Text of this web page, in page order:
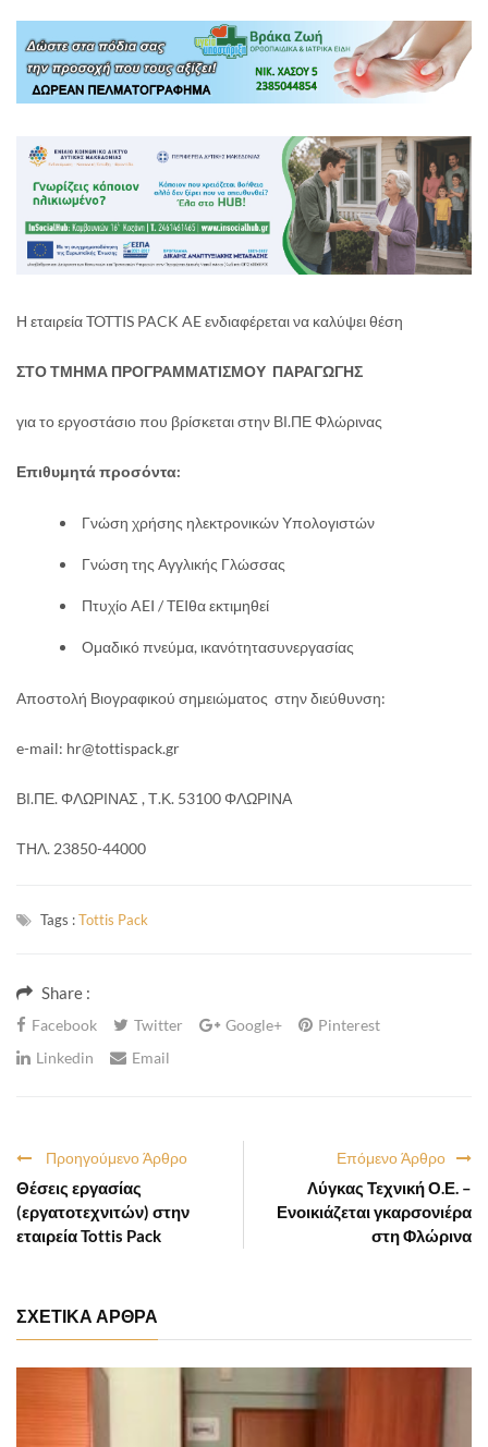
Η εταιρεία TOTTIS PACK AE ενδιαφέρεται να καλύψει θέση
ΣΤΟ ΤΜΗΜΑ ΠΡΟΓΡΑΜΜΑΤΙΣΜΟΥ ΠΑΡΑΓΩΓΗΣ
για το εργοστάσιο που βρίσκεται στην ΒΙ.ΠΕ Φλώρινας
Επιθυμητά προσόντα:
Γνώση χρήσης ηλεκτρονικών Υπολογιστών
Γνώση της Αγγλικής Γλώσσας
Πτυχίο AEI / TEIθα εκτιμηθεί
Ομαδικό πνεύμα, ικανότητασυνεργασίας
Αποστολή Βιογραφικού σημειώματος στην διεύθυνση:
e-mail: hr@tottispack.gr
ΒΙ.ΠΕ. ΦΛΩΡΙΝΑΣ , Τ.Κ. 53100 ΦΛΩΡΙΝΑ
ΤΗΛ. 23850-44000
Tags :Tottis Pack
Share :
Facebook Twitter Google+
Pinterest
Linkedin
Email
Επόμενο Άρθρο
Λύγκας Τεχνική Ο.Ε. –
Ενοικιάζεται γκαρσονιέρα
στη Φλώρινα
Προηγούμενο Άρθρο
Θέσεις εργασίας
(εργατοτεχνιτών) στην
εταιρεία Tottis Pack
ΣΧΕΤΙΚΑ ΑΡΘΡΑ